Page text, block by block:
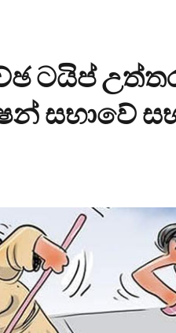
ටයිප්
සභාවේ